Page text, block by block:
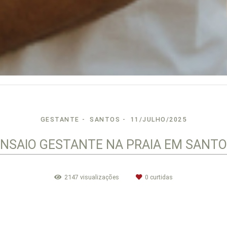
GESTANTE SANTOS 11/JULHO/2025
GESTANTE NA PRAIA EM
2147 visualizações 0 curtidas